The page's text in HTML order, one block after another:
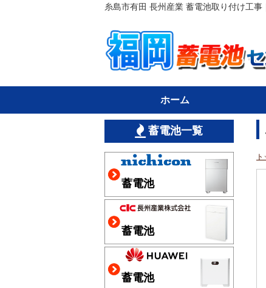
糸島市有田 長州産業 蓄電池取り付け工
ホーム
蓄電池一覧
蓄電池
蓄電池
蓄電池